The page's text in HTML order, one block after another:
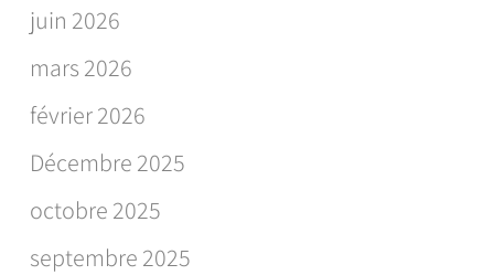
juin 2026
mars 2026
février 2026
Décembre 2025
octobre 2025
septembre 2025